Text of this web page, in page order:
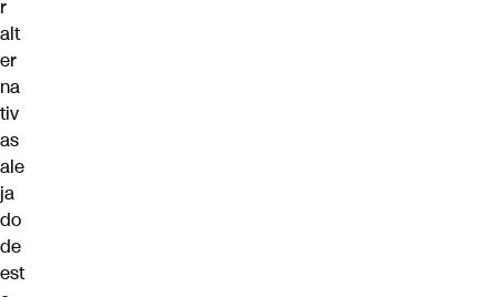
r
alt
er
na
tiv
as
ale
ja
do
de
est